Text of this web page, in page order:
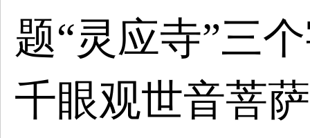
题“灵应寺”三
千眼观世音菩